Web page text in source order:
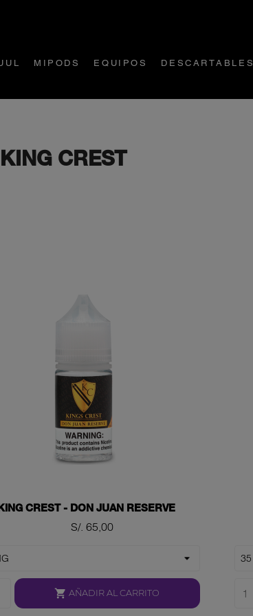
MIPODS EQUIPOS DESCARTABLES
CREST
CREST - DON JUAN RESERVE
Precio
S/. 65,00
 AÑADIR AL CARRITO